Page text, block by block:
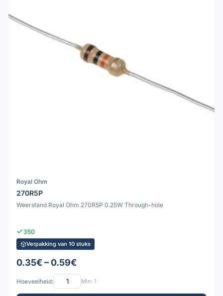
Royal Ohm
270R5P
Weerstand Royal Ohm 270R5P 0.25W Through-hole
350
Verpakking van 10 stuks
0.35€ – 0.59€
Hoeveelheid: Min: 1